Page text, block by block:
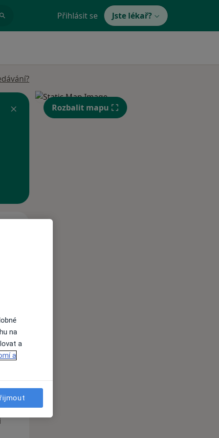
Přihlásit se Jste lékař?
12 Srpen
Rozbalit mapu
na
a
a